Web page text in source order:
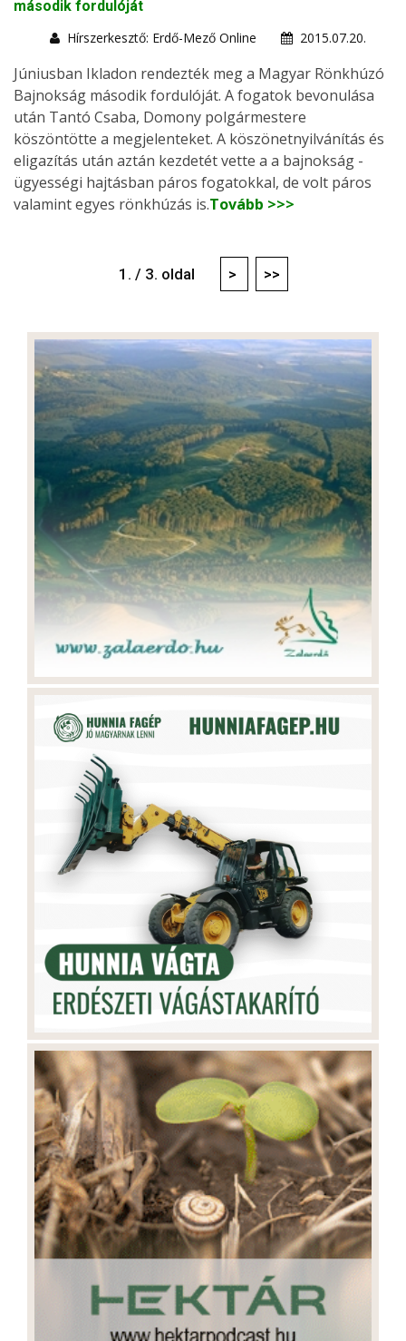
második fordulóját
Hírszerkesztő: Erdő-Mező Online
2015.07.20.
Júniusban Ikladon rendezték meg a Magyar Rönkhúzó
Bajnokság második fordulóját. A fogatok bevonulása
után Tantó Csaba, Domony polgármestere
köszöntötte a megjelenteket. A köszönetnyilvánítás és
eligazítás után aztán kezdetét vette a a bajnokság -
ügyességi hajtásban páros fogatokkal, de volt páros
valamint egyes rönkhúzás is.Tovább >>>
1. / 3. oldal > >>